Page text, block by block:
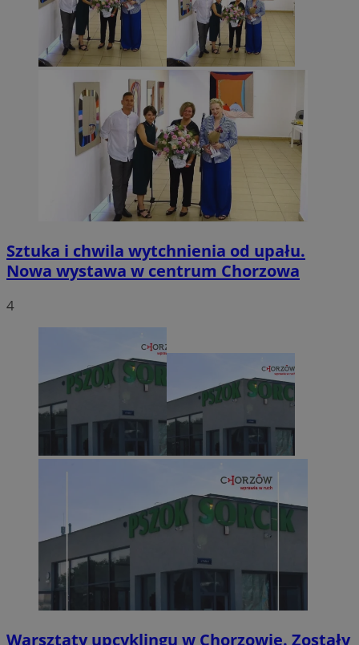
Sztuka i chwila wytchnienia od upału.
Nowa wystawa w centrum Chorzowa
4
Warsztaty upcyklingu w Chorzowie. Zostały